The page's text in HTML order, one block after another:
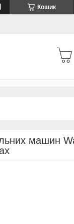
Кошик
машин